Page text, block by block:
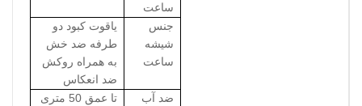
ساعت
جنس
شیشه
ساعت
یاقوت کبود دو
طرفه ضد خش
به همراه روکش
ضد انعکاس
ضد آب
تا عمق 50 متری